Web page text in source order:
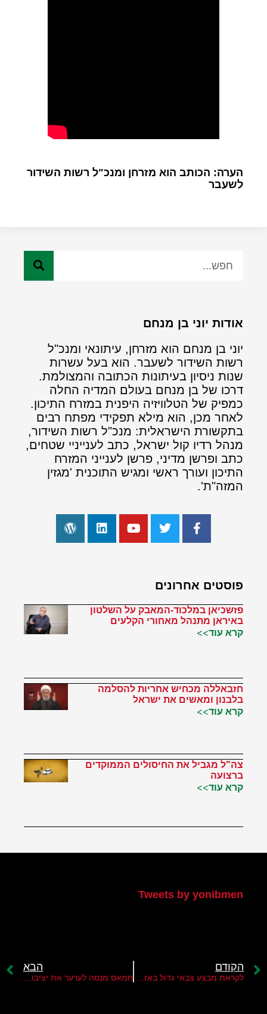
הערה: הכותב הוא מזרחן ומנכ"ל רשות השידור
לשעבר
אודות יוני בן מנחם
יוני בן מנחם הוא מזרחן, עיתונאי ומנכ"ל
רשות השידור לשעבר. הוא בעל עשרות
שנות ניסיון בעיתונות הכתובה והמצולמת.
דרכו של בן מנחם בעולם המדיה החלה
כמפיק של הטלוויזיה היפנית במזרח התיכון.
לאחר מכן, הוא מילא תפקידי מפתח רבים
בתקשורת הישראלית: מנכ"ל רשות השידור,
מנהל רדיו קול ישראל, כתב לענייניי שטחים,
כתב ופרשן מדיני, פרשן לענייני המזרח
התיכון ועורך ראשי ומגיש התוכנית 'מגזין
המזה"ת'.
פוסטים אחרונים
פזשכיאן במלכוד-המאבק על השלטון
באיראן מתנהל מאחורי הקלעים
קרא עוד>>
חזבאללה מכחיש אחריות להסלמה
בלבנון ומאשים את ישראל
קרא עוד>>
צה"ל מגביל את החיסולים הממוקדים
ברצועה
קרא עוד>>
Tweets by yonibmen
הקודם הבא